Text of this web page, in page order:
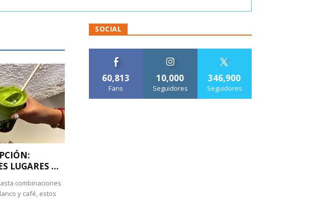
LUGARES ...
combinaciones
y café, estos
SOCIAL
60,813
Fans
10,000
Seguidores
346,900
Seguidores